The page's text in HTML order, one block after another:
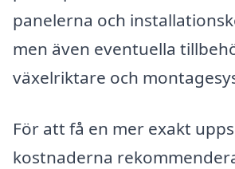
panelerna och
men även eventuella
växelriktare och
För att få en mer exakt
kostnaderna